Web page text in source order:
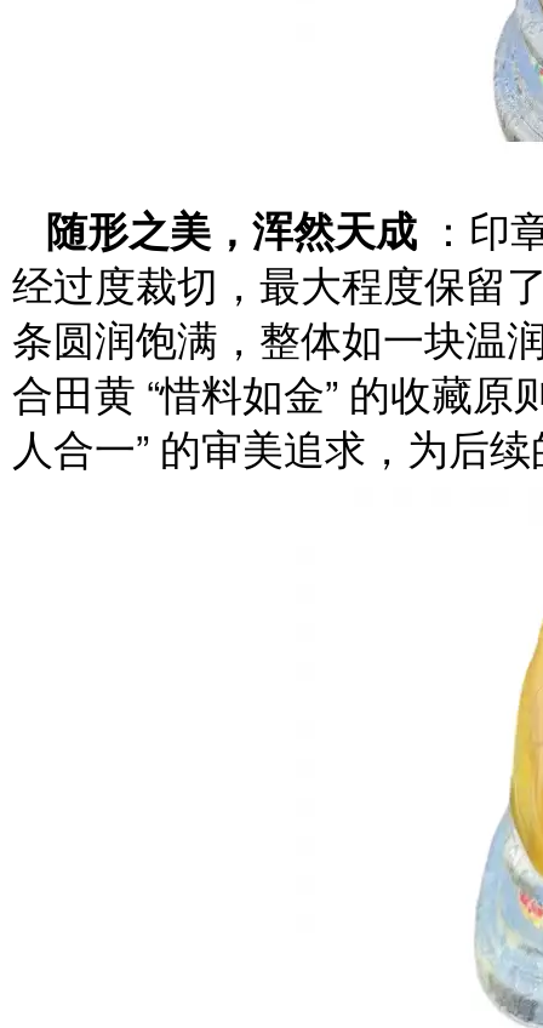
随形之美，浑然天成 ：印
经过度裁切，最大程度保留
条圆润饱满，整体如一块温
合田黄 “惜料如金” 的收藏
人合一” 的审美追求，为后